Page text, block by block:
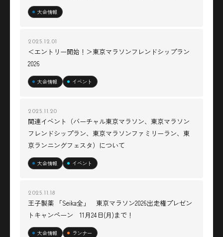
大会情報
2025.12.01
＜エントリー開始！＞東京マラソンフレンドシップラン
2026
大会情報 イベント
2025.11.20
関連イベント（バーチャル東京マラソン、東京マラソン
フレンドシップラン、東京マラソンファミリーラン、東
京ランニングフェスタ）について
大会情報 イベント
2025.11.18
王子製薬 「Seika全」 東京マラソン2026出走権プレゼン
トキャンペーン 11月24日(月)まで！
大会情報 ランナー